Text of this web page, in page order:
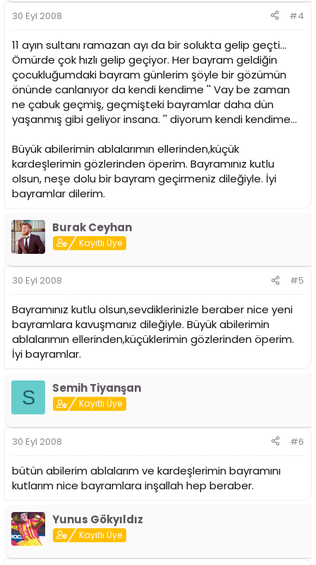
30 Eyl 2008 #4
11 ayın sultanı ramazan ayı da bir solukta gelip geçti...
Ömürde çok hızlı gelip geçiyor. Her bayram geldiğin
çocukluğumdaki bayram günlerim şöyle bir gözümün
önünde canlanıyor da kendi kendime '' Vay be zaman
ne çabuk geçmiş, geçmişteki bayramlar daha dün
yaşanmış gibi geliyor insana. '' diyorum kendi kendime...
Büyük abilerimin ablalarımın ellerinden,küçük
kardeşlerimin gözlerinden öperim. Bayramınız kutlu
olsun, neşe dolu bir bayram geçirmeniz dileğiyle. İyi
bayramlar dilerim.
Burak Ceyhan
Kayıtlı Üye
30 Eyl 2008 #5
Bayramınız kutlu olsun,sevdiklerinizle beraber nice yeni
bayramlara kavuşmanız dileğiyle. Büyük abilerimin
ablalarımın ellerinden,küçüklerimin gözlerinden öperim.
İyi bayramlar.
S Semih Tiyanşan
Kayıtlı Üye
30 Eyl 2008 #6
bütün abilerim ablalarım ve kardeşlerimin bayramını
kutlarım nice bayramlara inşallah hep beraber.
Yunus Gökyıldız
Kayıtlı Üye